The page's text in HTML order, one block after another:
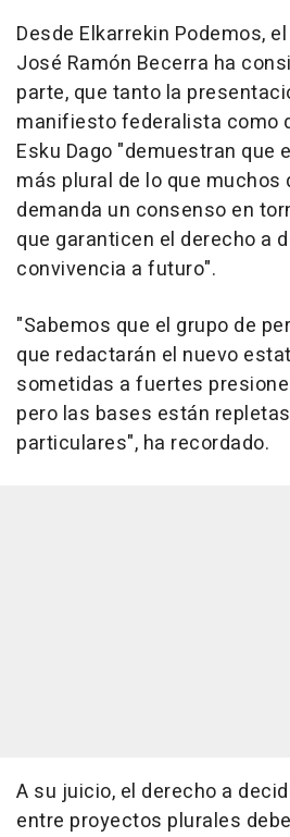
Desde Elkarrekin Podemos,
José Ramón Becerra ha
parte, que tanto la
manifiesto federalista como
Esku Dago "demuestran que
más plural de lo que muchos
demanda un consenso en
que garanticen el derecho a
convivencia a futuro".
"Sabemos que el grupo de
que redactarán el nuevo
sometidas a fuertes
pero las bases están
particulares", ha recordado.
A su juicio, el derecho a
entre proyectos plurales